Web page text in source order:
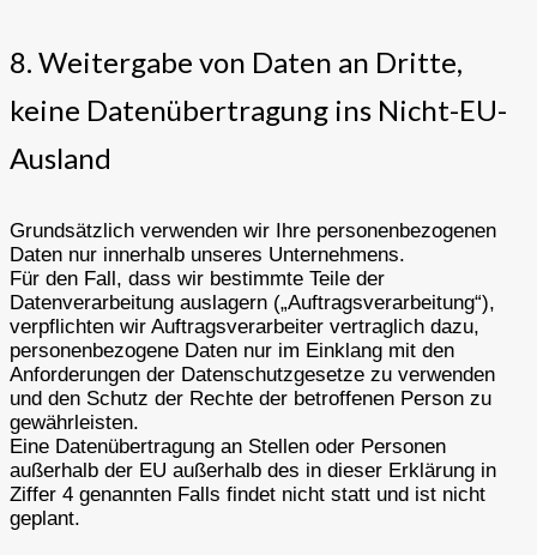
8. Weitergabe von Daten an Dritte,
keine Datenübertragung ins Nicht-EU-
Ausland
Grundsätzlich verwenden wir Ihre personenbezogenen
Daten nur innerhalb unseres Unternehmens.
Für den Fall, dass wir bestimmte Teile der
Datenverarbeitung auslagern („Auftragsverarbeitung“),
verpflichten wir Auftragsverarbeiter vertraglich dazu,
personenbezogene Daten nur im Einklang mit den
Anforderungen der Datenschutzgesetze zu verwenden
und den Schutz der Rechte der betroffenen Person zu
gewährleisten.
Eine Datenübertragung an Stellen oder Personen
außerhalb der EU außerhalb des in dieser Erklärung in
Ziffer 4 genannten Falls findet nicht statt und ist nicht
geplant.